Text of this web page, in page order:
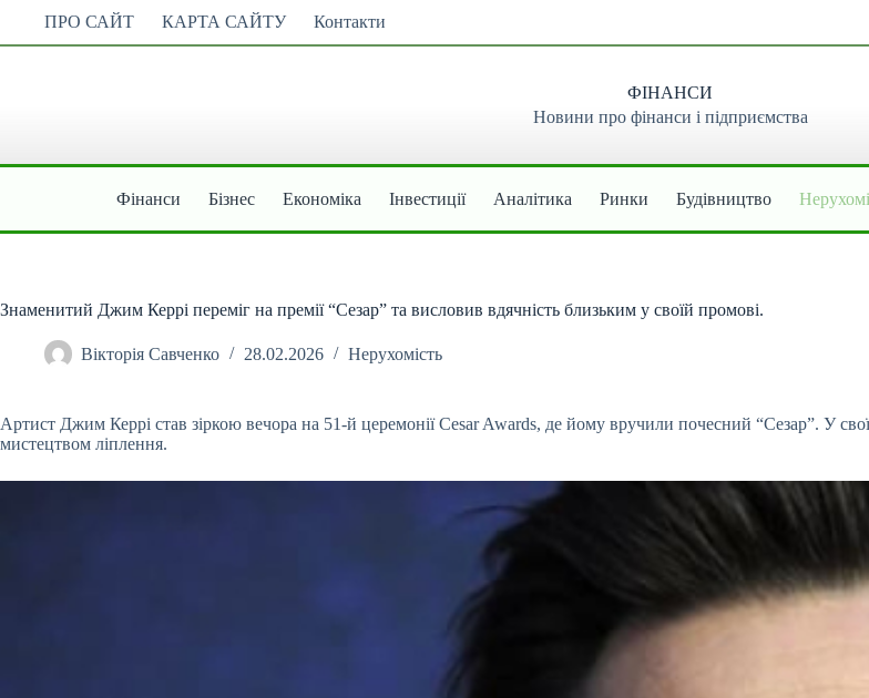
вмісту
ПРО САЙТ КАРТА САЙТУ Контакти
ФІНАНСИ
Новини про фінанси і підприємства
Фінанси Бізнес Економіка Інвестиції Аналітика Ринки Будівництво
Знаменитий Джим Керрі переміг на премії “Сезар” та висловив вдячність близьким у своїй промові.
Вікторія Савченко 28.02.2026 Нерухомість
Артист Джим Керрі став зіркою вечора на 51-й церемонії Cesar Awards, де йому вручили почесний “Сезар”. У
мистецтвом ліплення.